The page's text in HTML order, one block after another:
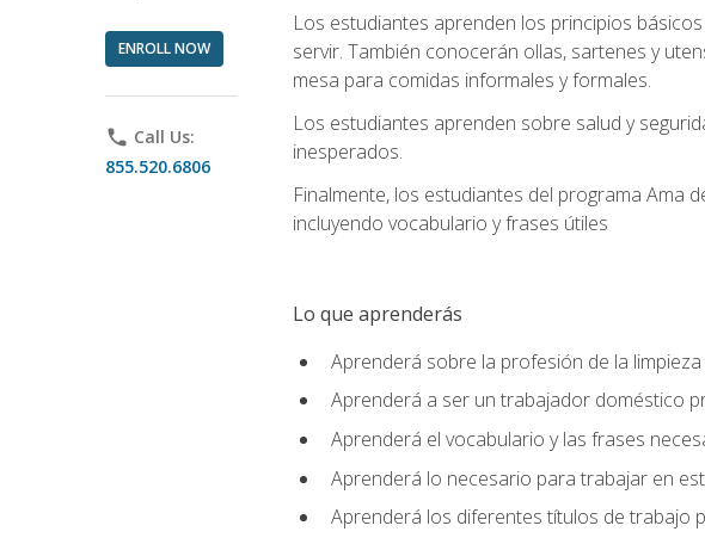
ENROLL NOW
phone Call Us:
855.520.6806
Los estudiantes aprenden los principios
servir. También conocerán ollas, sartenes y
mesa para comidas informales y formales.
Los estudiantes aprenden sobre salud y
inesperados.
Finalmente, los estudiantes del programa Ama
incluyendo vocabulario y frases útiles
Lo que aprenderás
Aprenderá sobre la profesión de la
Aprenderá a ser un trabajador doméstico
Aprenderá el vocabulario y las frases
Aprenderá lo necesario para trabajar en
Aprenderá los diferentes títulos de trabajo